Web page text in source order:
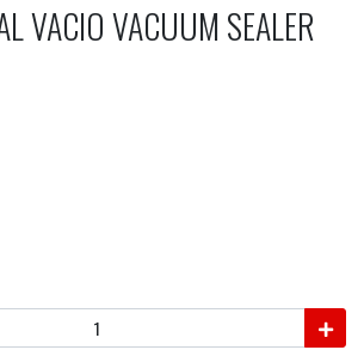
VACIO VACUUM SEALER